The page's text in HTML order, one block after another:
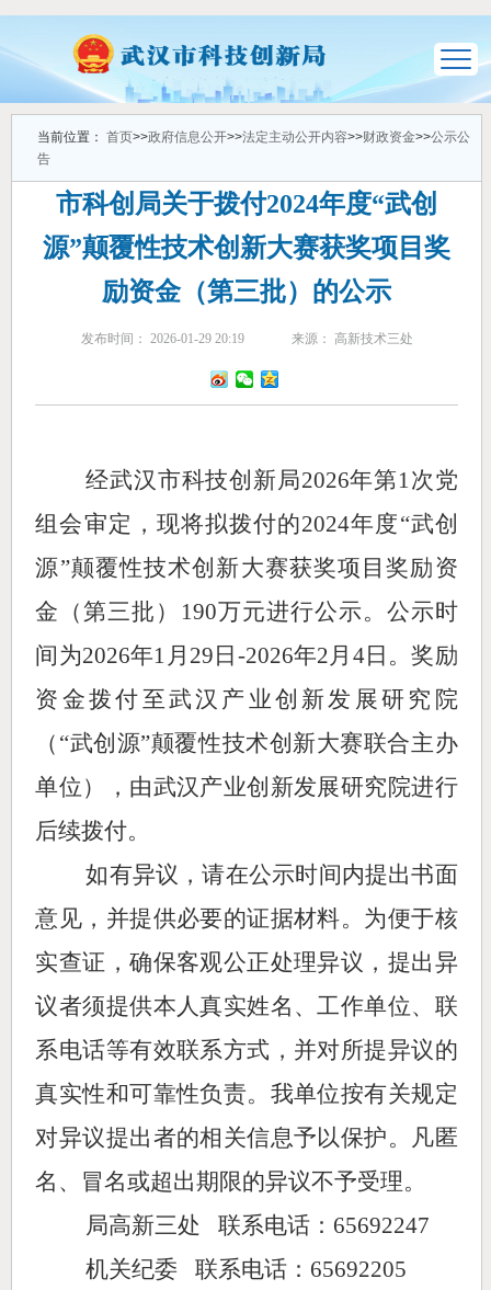
当前位置： 首页>>政府信息公开>>法定主动公开内容>>财政资金>>公示公
告
市科创局关于拨付2024年度“武创
源”颠覆性技术创新大赛获奖项目奖
励资金（第三批）的公示
发布时间： 2026-01-29 20:19 来源： 高新技术三处
经武汉市科技创新局2026年第1次党
组会审定 ，现将拟拨付的2024年度“武创
源”颠覆性技术创新大赛获奖项目奖励资
金
（第三批 ） 190万元进行公示。公示时
间为2026年1月29 日 -2026年2月 4日。奖励
资金拨付至武汉产业创新发展研究院
（ “武创源”颠覆性技术创新大赛联合主办
单位），由武汉产业创新发展研究院进行
后续拨付。
如有异议，请在公示时间内提出书面
意见，并提供必要的证据材料。为便于核
实查证，确保客观公正处理异议，提出异
议者须提供本人真实姓名、工作单位、联
系电话等有效联系方式，并对所提异议的
真实性和可靠性负责。我单位按有关规定
对异议提出者的相关信息予以保护。凡匿
名、冒名或超出期限的异议不予受理。
局高新三处
联系电话：65692247
机关纪委
联系电话：65692205